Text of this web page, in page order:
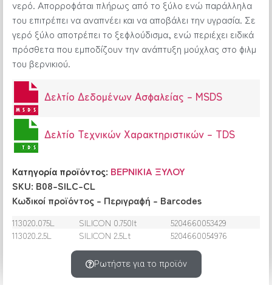
νερό. Απορροφάται πλήρως από το ξύλο ενώ παράλληλα
του επιτρέπει να αναπνέει και να αποβάλει την υγρασία. Σε
γερό ξύλο αποτρέπει το ξεφλούδισμα, ενώ περιέχει ειδικά
πρόσθετα που εμποδίζουν την ανάπτυξη μούχλας στο φιλμ
του βερνικιού.
Δελτίο Δεδομένων Ασφαλείας – MSDS
Δελτίο Τεχνικών Xαρακτηριστικών – TDS
Κατηγορία προϊόντος: ΒΕΡΝΙΚΙΑ ΞΥΛΟΥ
SKU: B08-SILC-CL
Κωδικοί προϊόντος – Περιγραφή – Barcodes
113020.075L SILICON 0.750lt
5204660053429
113020.2.5L
SILICON 2.5Lt 5204660054976
Ρωτήστε για το προϊόν